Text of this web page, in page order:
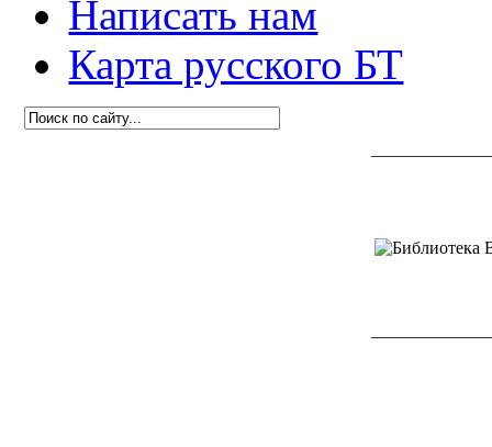
Написать нам
Карта русского БТ